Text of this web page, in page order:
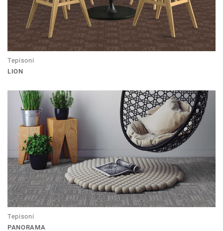
Tepisoni
LION
Tepisoni
PANORAMA